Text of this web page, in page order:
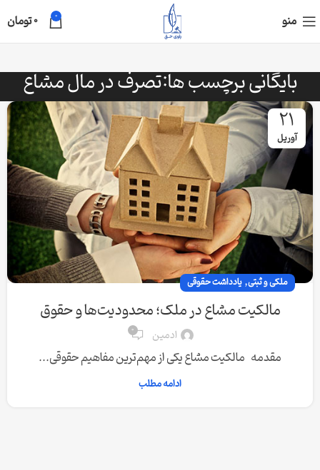
منو 0
0تومان
بایگانی برچسب ها:تصرف در مال مشاع
21
آوریل
ملکی و ثبتی, یادداشت حقوقی
مالکیت مشاع در ملک؛ محدودیت‌ها و حقوق
ادمین 0
مقدمه مالکیت مشاع یکی از مهم‌ترین مفاهیم حقوقی...
ادامه مطلب